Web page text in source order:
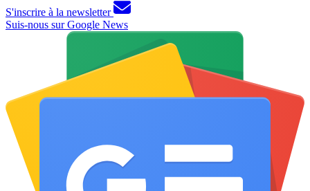
S'inscrire à la newsletter
Suis-nous sur Google News